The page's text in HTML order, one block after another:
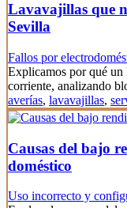
Lavavajillas que
Sevilla
Fallos por
Explicamos por qué un
corriente, analizando
averías, lavavajillas,
Causas del bajo
doméstico
Uso incorrecto y